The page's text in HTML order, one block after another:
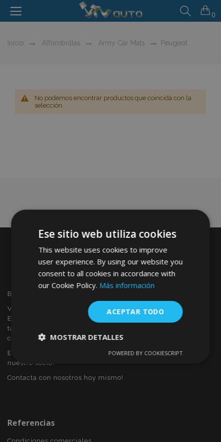
0
Inicio Alfombrillas Army Car Mats Peugeot
No podemos encontrar productos que coincida con la
selección.
Bienvenido a VTVAUTO
VTVAUTO es distribuidor y proveedor al por mayor en
Europa, de accesorios de automóvil, tales como:
tapacubos, derivabrisas, fundas para asientos, alfombrillas,
cubiertas cromadas, marcos, etc.
Eres interesado en dropshipping o deseas convertirte en
nuestro socio?
Contacta con nosotros hoy mismo!
Referencias
Ese sitio web utiliza cookies
This website uses cookies to improve
user experience. By using our website you
consent to all cookies in accordance with
our Cookie Policy. Más información
ACEPTAR TODO
MOSTRAR DETALLES
estrictamente
necesarias
Cookies de
preferencias
POWERED BY COOKIESCRIPT